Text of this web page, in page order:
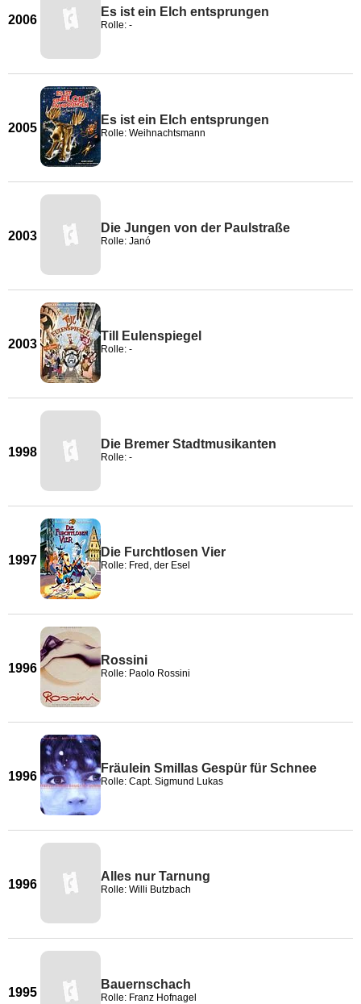
2006
Es ist ein Elch entsprungen
Rolle: -
2005
Es ist ein Elch entsprungen
Rolle: Weihnachtsmann
2003
Die Jungen von der Paulstraße
Rolle: Janó
2003
Till Eulenspiegel
Rolle: -
1998
Die Bremer Stadtmusikanten
Rolle: -
1997
Die Furchtlosen Vier
Rolle: Fred, der Esel
1996
Rossini
Rolle: Paolo Rossini
1996
Fräulein Smillas Gespür für Schnee
Rolle: Capt. Sigmund Lukas
1996
Alles nur Tarnung
Rolle: Willi Butzbach
1995
Bauernschach
Rolle: Franz Hofnagel